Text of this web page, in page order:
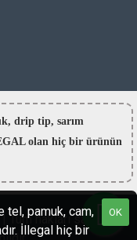
drip tip, sarım
olan hiç bir ürünün
hakları saklıdır.OK
pamuk, cam,
İllegal hiç bir